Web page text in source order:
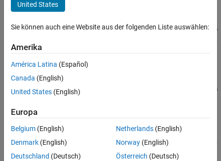
Syntax
Input Arguments
Examples
Version History
Syntax
addTolerance(options,blockPath,portIndex,tolType,tolValue)
addTolerance(options,blockPath,portIndex,tolType,tolValue,
'LoggingInfo',logInfo)
Description
addTolerance(options )
blockPath
tolTypeand value specified bytolValue.
addTolerance(options blockPath,portIndex,tolType ,
'LoggingInfo',logInfo
specifies a tolerance and options for
United States
Sie können auch eine Website aus der folgenden Liste auswählen:
Amerika
América Latina (Español)
Canada (English)
United States (English)
Europa
Belgium (English)
Denmark (English)
Deutschland (Deutsch)
Netherlands(English)
Norway(English)
Österreich (Deutsch)